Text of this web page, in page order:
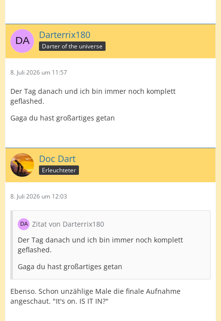
Darterrix180
Darter of the universe
8. Juli 2026 um 11:57
Der Tag danach und ich bin immer noch komplett
geflashed.
Gaga du hast großartiges getan
Doc Dart
Erleuchteter
8. Juli 2026 um 12:03
Zitat von Darterrix180
Der Tag danach und ich bin immer noch komplett
geflashed.
Gaga du hast großartiges getan
Ebenso. Schon unzählige Male die finale Aufnahme
angeschaut. "It's on. IS IT IN?"